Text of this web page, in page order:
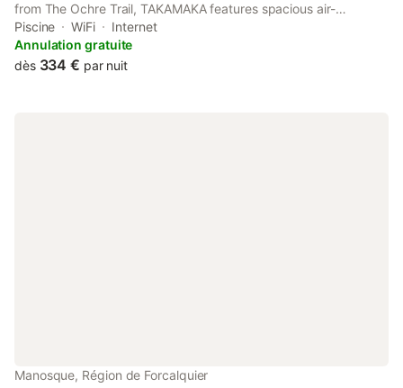
from The Ochre Trail, TAKAMAKA features spacious air-
conditioned accommodation with a terrace and free WiFi. This
bed and breakfast has a private pool, a garden and free private
parking.
Piscine WiFi
Internet
Annulation gratuite
dès 334 € par nuit
Manosque, Région de Forcalquier